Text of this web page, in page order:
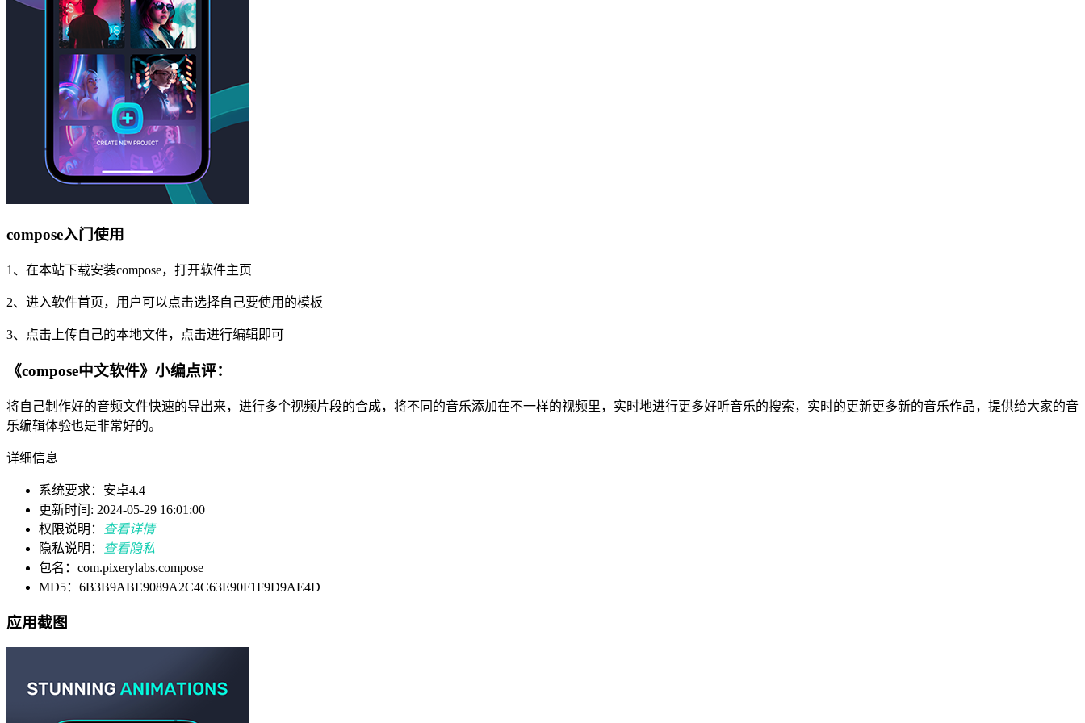
compose入门使用
1、在本站下载安装compose，打开软件主页
2、进入软件首页，用户可以点击选择自己要使用的模板
3、点击上传自己的本地文件，点击进行编辑即可
《compose中文软件》小编点评：
将自己制作好的音频文件快速的导出来，进行多个视频片段的合成，将不同的音乐添加在不一样的视频里，实时地进行更多好听音乐的搜索，实时的更新更多新的音乐作品，提供给大家的音
乐编辑体验也是非常好的。
详细信息
系统要求：安卓4.4
更新时间: 2024-05-29 16:01:00
权限说明：
查看详情
隐私说明：
查看隐私
包名：com.pixerylabs.compose
MD5：6B3B9ABE9089A2C4C63E90F1F9D9AE4D
应用截图